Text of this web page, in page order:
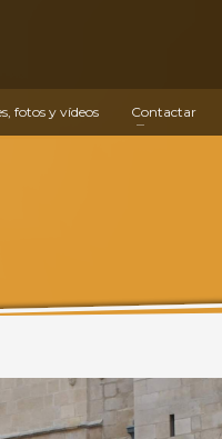
fotos y vídeos Contactar